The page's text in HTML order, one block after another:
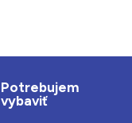
Potrebujem
vybaviť